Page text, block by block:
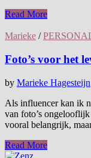
Read More
Marieke /
Foto’s voor het
by Marieke Hagesteijn
Als influencer kan ik
van foto’s
vooral belangrijk,
Read More